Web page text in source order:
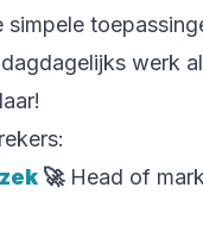
simpele
werk
🚀Head of